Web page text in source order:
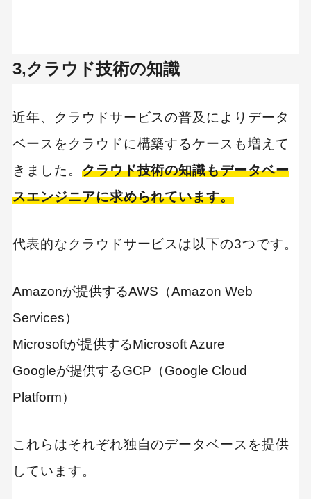
3,クラウド技術の知識
近年、クラウドサービスの普及によりデータ
ベースをクラウドに構築するケースも増えて
きました。 クラウド技術の知識もデータベー
スエンジニアに求められています。
代表的なクラウドサービスは以下の3つです。
Amazonが提供するAWS（Amazon Web
Services）
Microsoftが提供するMicrosoft Azure
Googleが提供するGCP（Google Cloud
Platform）
これらはそれぞれ独自のデータベースを提供
しています。